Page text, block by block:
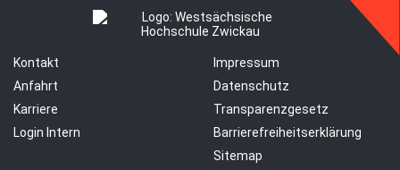
Kontakt
Anfahrt
Karriere
Login Intern
Impressum
Datenschutz
Transparenzgesetz
Barrierefreiheitserklärung
Sitemap